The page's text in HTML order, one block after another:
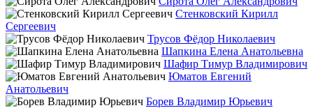
Стенковский Кирилл
Сергеевич
Трусов Фёдор Николаевич
Шапкина Елена Анатольевна
Шафир Тимур Владимирович
Юматов Евгений
Анатольевич
Борев Владимир Юрьевич